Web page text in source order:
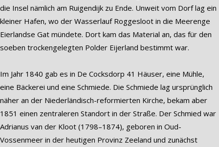
die Insel nämlich am Ruigendijk zu Ende. Unweit vom Dorf lag ein
kleiner Hafen, wo der Wasserlauf Roggesloot in die Meerenge
Eierlandse Gat mündete. Dort kam das Material an, das für den
soeben trockengelegten Polder Eijerland bestimmt war.
Im Jahr 1840 gab es in De Cocksdorp 41 Häuser, eine Mühle,
eine Bäckerei und eine Schmiede. Die Schmiede lag ursprünglich
näher an der Niederländisch-reformierten Kirche, bekam aber
1851 einen zentraleren Standort in der Straße. Der Schmied war
Adrianus van der Kloot (1798–1874), geboren in Oud-
Vossenmeer in der heutigen Provinz Zeeland und zunächst